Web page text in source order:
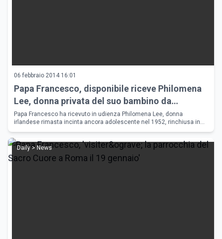
06 febbraio 2014 16:01
Papa Francesco, disponibile riceve Philomena
Lee, donna privata del suo bambino da
adolescente
Papa Francesco ha ricevuto in udienza Philomena Lee, donna
irlandese rimasta incinta ancora adolescente nel 1952, rinchiusa in
purtrop
Daily > News